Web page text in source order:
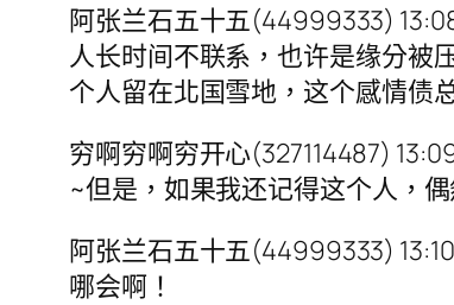
阿张兰石五十五(44999333)
人长时间不联系，也许是缘分被
个人留在北国雪地，这个感情债
穷啊穷啊穷开心(327114487)
~但是，如果我还记得这个人，
阿张兰石五十五(44999333)
哪会啊！